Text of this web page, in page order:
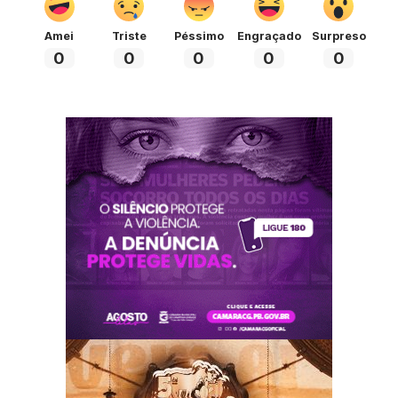
Amei
0
Triste
0
Péssimo
0
Engraçado
0
Surpreso
0